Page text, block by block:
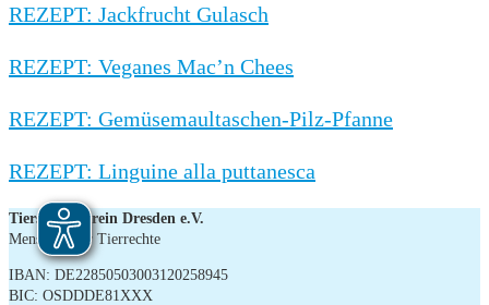
REZEPT: Jackfrucht Gulasch
REZEPT: Veganes Mac’n Chees
REZEPT: Gemüsemaultaschen-Pilz-Pfanne
REZEPT: Linguine alla puttanesca
Tierschutzverein Dresden e.V.
Menschen für Tierrechte
IBAN: DE22850503003120258945
BIC: OSDDDE81XXX